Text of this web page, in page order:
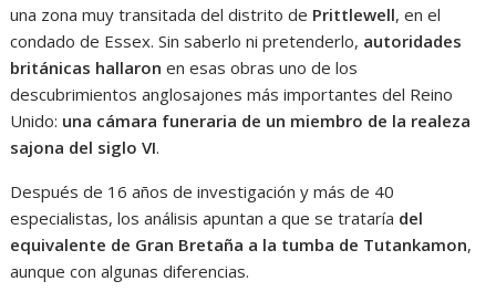
una zona muy transitada del distrito de Prittlewell, en el
condado de Essex. Sin saberlo ni pretenderlo, autoridades
británicas hallaron en esas obras uno de los
descubrimientos anglosajones más importantes del Reino
Unido: una cámara funeraria de un miembro de la realeza
sajona del siglo VI.
Después de 16 años de investigación y más de 40
especialistas, los análisis apuntan a que se trataría del
equivalente de Gran Bretaña a la tumba de Tutankamon,
aunque con algunas diferencias.